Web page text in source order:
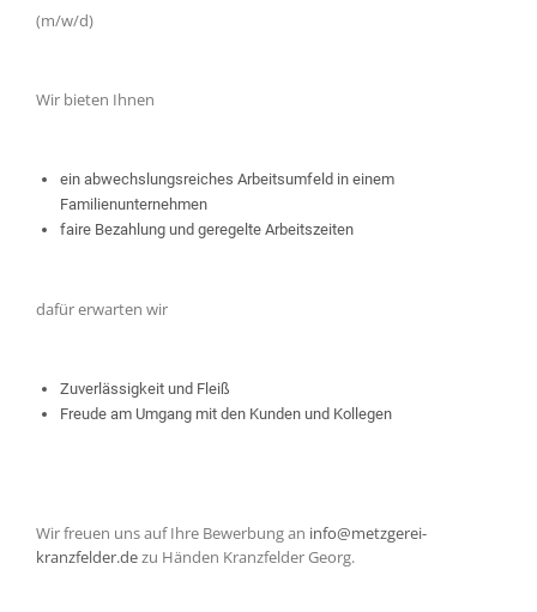
(m/w/d)
Wir bieten Ihnen
ein abwechslungsreiches Arbeitsumfeld in einem
Familienunternehmen
faire Bezahlung und geregelte Arbeitszeiten
dafür erwarten wir
Zuverlässigkeit und Fleiß
Freude am Umgang mit den Kunden und Kollegen
Wir freuen uns auf Ihre Bewerbung an info@metzgerei-
kranzfelder.dezu Händen Kranzfelder Georg.